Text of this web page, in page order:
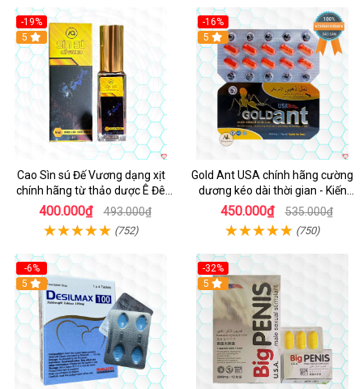
-19%
5
Cao Sìn sú Đế Vương dạng xịt
chính hãng từ thảo dược Ê Đê
Việt Nam
400.000₫ 493.000₫
(752)
-16%
5
Gold Ant USA chính hãng cường
dương kéo dài thời gian - Kiến
Vàng Đen Tây Tạng
450.000₫ 535.000₫
(750)
-6%
5
-32%
5